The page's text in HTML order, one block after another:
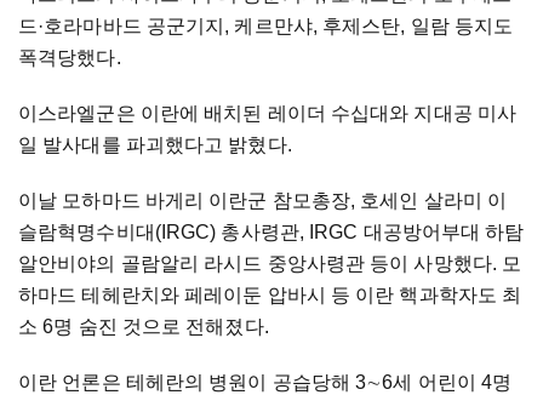
드·호라마바드 공군기지, 케르만샤, 후제스탄, 일람 등지도
폭격당했다.
이스라엘군은 이란에 배치된 레이더 수십대와 지대공 미사
일 발사대를 파괴했다고 밝혔다.
이날 모하마드 바게리 이란군 참모총장, 호세인 살라미 이
슬람혁명수비대(IRGC) 총사령관, IRGC 대공방어부대 하탐
알안비야의 골람알리 라시드 중앙사령관 등이 사망했다. 모
하마드 테헤란치와 페레이둔 압바시 등 이란 핵과학자도 최
소 6명 숨진 것으로 전해졌다.
이란 언론은 테헤란의 병원이 공습당해 3∼6세 어린이 4명